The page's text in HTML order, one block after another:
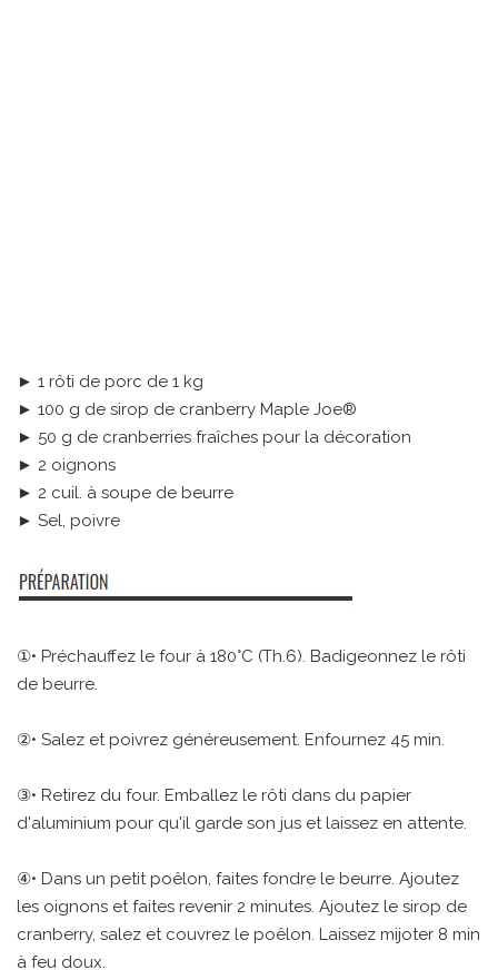
► 1 rôti de porc de 1 kg
► 100 g de sirop de cranberry Maple Joe®
► 50 g de cranberries fraîches pour la décoration
► 2 oignons
► 2 cuil. à soupe de beurre
► Sel, poivre
①• Préchauffez le four à 180°C (Th.6). Badigeonnez le rôti
de beurre.
②• Salez et poivrez généreusement. Enfournez 45 min.
③• Retirez du four. Emballez le rôti dans du papier
d'aluminium pour qu'il garde son jus et laissez en attente.
④• Dans un petit poêlon, faites fondre le beurre. Ajoutez
les oignons et faites revenir 2 minutes. Ajoutez le sirop de
cranberry, salez et couvrez le poêlon. Laissez mijoter 8 min
à feu doux.